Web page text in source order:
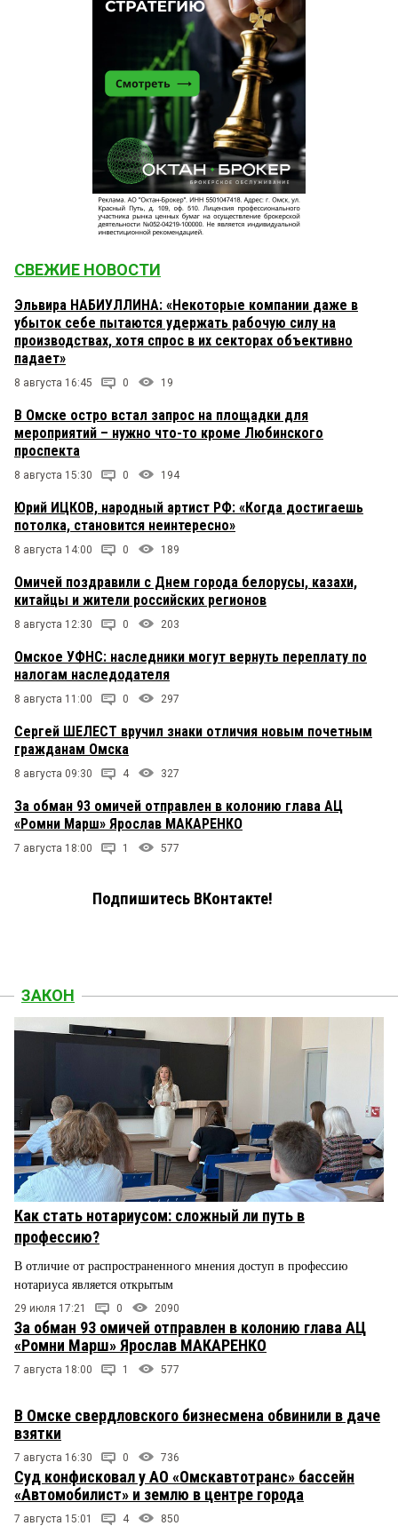
СВЕЖИЕ НОВОСТИ
Эльвира НАБИУЛЛИНА: «Некоторые компании даже в
убыток себе пытаются удержать рабочую силу на
производствах, хотя спрос в их секторах объективно
падает»
8 августа 16:45 0 19
В Омске остро встал запрос на площадки для
мероприятий – нужно что-то кроме Любинского
проспекта
8 августа 15:30 0 194
Юрий ИЦКОВ, народный артист РФ: «Когда достигаешь
потолка, становится неинтересно»
8 августа 14:00 0 189
Омичей поздравили с Днем города белорусы, казахи,
китайцы и жители российских регионов
8 августа 12:30 0 203
Омское УФНС: наследники могут вернуть переплату по
налогам наследодателя
8 августа 11:00 0 297
Сергей ШЕЛЕСТ вручил знаки отличия новым почетным
гражданам Омска
8 августа 09:30 4 327
За обман 93 омичей отправлен в колонию глава АЦ
«Ромни Марш» Ярослав МАКАРЕНКО
7 августа 18:00 1 577
Подпишитесь ВКонтакте!
ЗАКОН
Как стать нотариусом: сложный ли путь в
профессию?
В отличие от распространенного мнения доступ в профессию
нотариуса является открытым
29 июля 17:21 0 2090
За обман 93 омичей отправлен в колонию глава АЦ
«Ромни Марш» Ярослав МАКАРЕНКО
7 августа 18:00 1 577
В Омске свердловского бизнесмена обвинили в даче
взятки
7 августа 16:30 0 736
Суд конфисковал у АО «Омскавтотранс» бассейн
«Автомобилист» и землю в центре города
7 августа 15:01 4 850